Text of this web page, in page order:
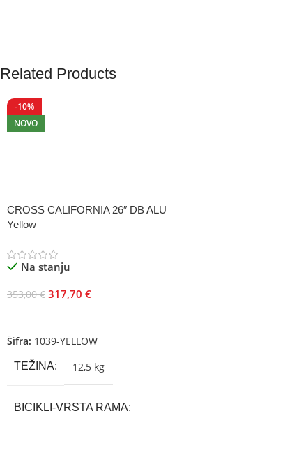
Related Products
-10%
NOVO
CROSS CALIFORNIA 26″ DB ALU
Yellow
Na stanju
353,00€ 317,70 €
Šifra: 1039-YELLOW
TEŽINA 12,5 kg
BICIKLI-VRSTA RAMA